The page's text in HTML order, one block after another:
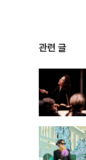
관련 글